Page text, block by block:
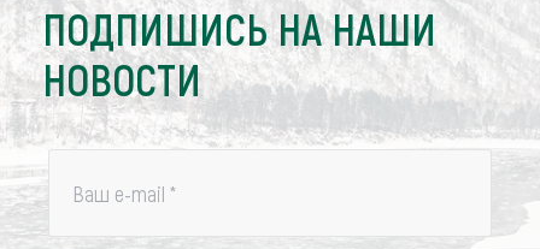
ПОДПИШИСЬ НА НАШИ
НОВОСТИ
Ваш e-mail *